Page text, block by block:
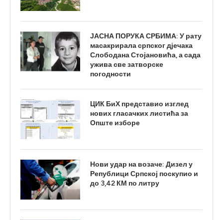
ЈАСНА ПОРУКА СРБИМА: У рату
масакрирала српског дјечака
Слободана Стојановића, а сада
ужива све затворске
погодности
ЦИК БиХ представио изглед
нових гласачких листића за
Опште изборе
Нови удар на возаче: Дизел у
Републици Српској поскупио и
до 3,42 КМ по литру